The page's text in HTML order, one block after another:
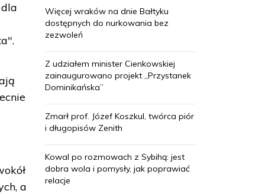
a
Więcej wraków na dnie Bałtyku
dostępnych do nurkowania bez
zezwoleń
Z udziałem minister Cienkowskiej
zainaugurowano projekt „Przystanek
Dominikańska”
Zmarł prof. Józef Koszkul, twórca piór
i długopisów Zenith
Kowal po rozmowach z Sybihą: jest
dobra wola i pomysły, jak poprawiać
relacje